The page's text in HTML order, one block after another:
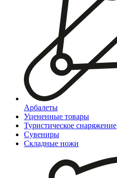
Арбалеты
Уцененные товары
Туристическое снаряжение
Сувениры
Складные ножи